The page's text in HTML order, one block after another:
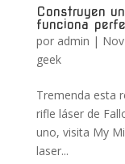
Construyen
funciona
por admin |
geek
Tremenda esta
rifle láser de
uno, visita My
laser...